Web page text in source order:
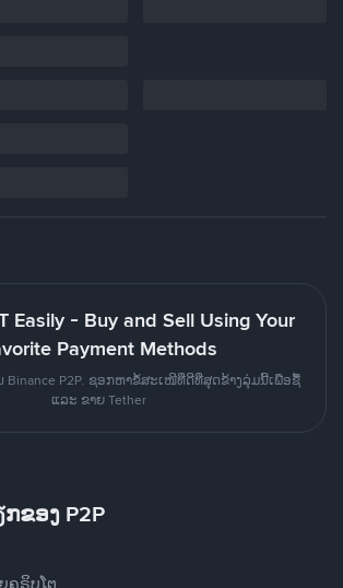
Easily - Buy and Sell Using Your
Payment Methods
Binance P2P. ຊອກຫາຂໍ້ສະເໜີທີ່ດີທີ່ສຸດຂ້າງລຸ່ມນີ້ເພື່ອຊື້
ແລະ ຂາຍ Tether
ຂອງ P2P
ຄຣິບໂຕ